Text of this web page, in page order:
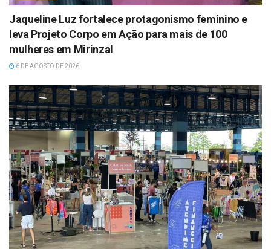
Jaqueline Luz fortalece protagonismo feminino e
leva Projeto Corpo em Ação para mais de 100
mulheres em Mirinzal
6 DE AGOSTO DE 2026